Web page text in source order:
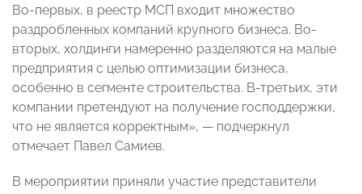
Во-первых, в реестр МСП входит множество
раздробленных компаний крупного бизнеса. Во-
вторых, холдинги намеренно разделяются на малые
предприятия с целью оптимизации бизнеса,
особенно в сегменте строительства. В-третьих, эти
компании претендуют на получение господдержки,
что не является корректным», — подчеркнул
отмечает Павел Самиев.
В мероприятии приняли участие представители